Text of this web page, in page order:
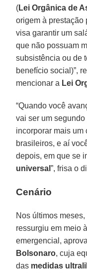
(Lei Orgânica de
origem à
visa garantir um
que não possuam
subsistência ou de
benefício social)”,
mencionar a Lei
“Quando você
vai ser um
incorporar mais um
brasileiros, e aí
depois, em que se
universal”, frisa o
Cenário
Nos últimos
ressurgiu em meio
emergencial,
Bolsonaro, cuja
das medidas